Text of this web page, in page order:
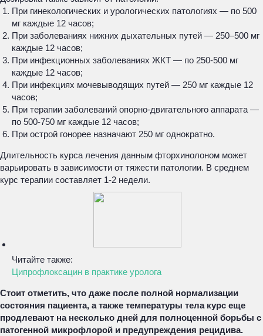
При гинекологических и урологических патологиях — по 500
мг каждые 12 часов;
При заболеваниях нижних дыхательных путей — 250–500 мг
каждые 12 часов;
При инфекционных заболеваниях ЖКТ — по 250-500 мг
каждые 12 часов;
При инфекциях мочевыводящих путей — 250 мг каждые 12
часов;
При терапии заболеваний опорно-двигательного аппарата —
по 500-750 мг каждые 12 часов;
При острой гонорее назначают 250 мг однократно.
Длительность курса лечения данным фторхинолоном может
варьировать в зависимости от тяжести патологии. В среднем
курс терапии составляет 1-2 недели.
Читайте также:
Ципрофлоксацин в практике уролога
Стоит отметить, что даже после полной нормализации
состояния пациента, а также температуры тела курс еще
продлевают на несколько дней для полноценной борьбы с
патогенной микрофлорой и предупреждения рецидива.